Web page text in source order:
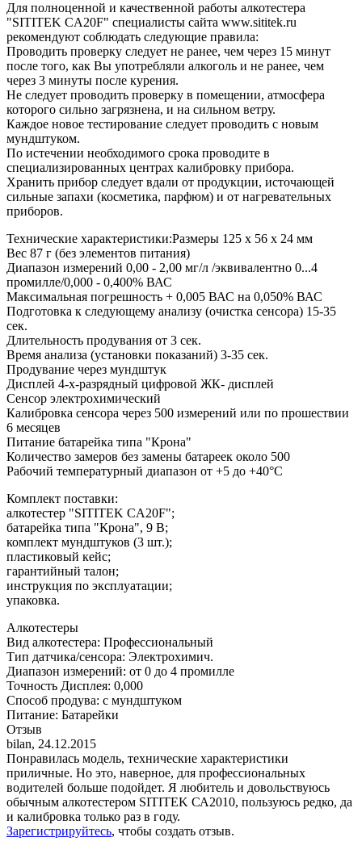
Для полноценной и качественной работы алкотестера
"SITITEK CA20F" специалисты сайта www.sititek.ru
рекомендуют соблюдать следующие правила:
Проводить проверку следует не ранее, чем через 15 минут
после того, как Вы употребляли алкоголь и не ранее, чем
через 3 минуты после курения.
Не следует проводить проверку в помещении, атмосфера
которого сильно загрязнена, и на сильном ветру.
Каждое новое тестирование следует проводить с новым
мундштуком.
По истечении необходимого срока проводите в
специализированных центрах калибровку прибора.
Хранить прибор следует вдали от продукции, источающей
сильные запахи (косметика, парфюм) и от нагревательных
приборов.
Технические характеристики:Размеры 125 х 56 х 24 мм
Вес 87 г (без элементов питания)
Диапазон измерений 0,00 - 2,00 мг/л /эквивалентно 0...4
промилле/0,000 - 0,400% ВАС
Максимальная погрешность + 0,005 ВАС на 0,050% ВАС
Подготовка к следующему анализу (очистка сенсора) 15-35
сек.
Длительность продувания от 3 сек.
Время анализа (установки показаний) 3-35 сек.
Продувание через мундштук
Дисплей 4-х-разрядный цифровой ЖК- дисплей
Сенсор электрохимический
Калибровка сенсора через 500 измерений или по прошествии
6 месяцев
Питание батарейка типа "Крона"
Количество замеров без замены батареек около 500
Рабочий температурный диапазон от +5 до +40°C
Комплект поставки:
алкотестер "SITITEK CA20F";
батарейка типа "Крона", 9 В;
комплект мундштуков (3 шт.);
пластиковый кейс;
гарантийный талон;
инструкция по эксплуатации;
упаковка.
Алкотестеры
Вид алкотестера: Профессиональный
Тип датчика/сенсора: Электрохимич.
Диапазон измерений: от 0 до 4 промилле
Точность Дисплея: 0,000
Способ продува: с мундштуком
Питание: Батарейки
Отзыв
bilan, 24.12.2015
Понравилась модель, технические характеристики
приличные. Но это, наверное, для профессиональных
водителей больше подойдет. Я любитель и довольствуюсь
обычным алкотестером SITITEK СА2010, пользуюсь редко, да
и калибровка только раз в году.
Зарегистрируйтесь, чтобы создать отзыв.